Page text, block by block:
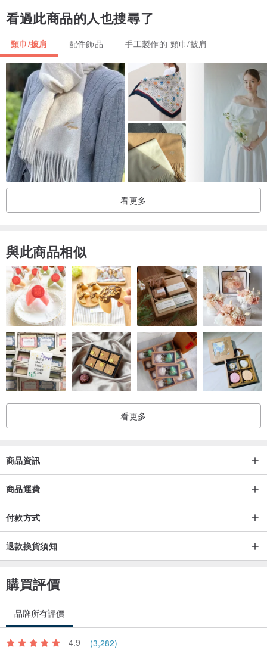
▲以純羊毛線編織，組成波希米亞風的色彩，是搭配家居的好物， 回
歸自然的美好經驗
看過此商品的人也搜尋了
頸巾/披肩 配件飾品 手工製作的 頸巾/披肩
看更多
與此商品相似
看更多
商品資訊
商品運費
付款方式
退款換貨須知
購買評價
品牌所有評價
4.9 (3,282)